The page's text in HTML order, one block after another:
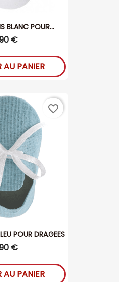
BLANC POUR...
€
AU PANIER
POUR DRAGEES
€
AU PANIER
favorite_border